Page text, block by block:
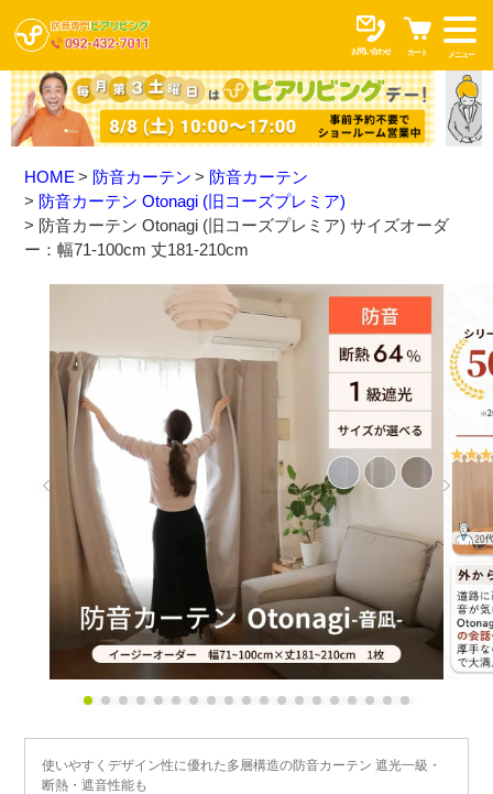
お問い合わせ カート メニュー
HOME 防音カーテン
防音カーテン
防音カーテン Otonagi (旧コーズプレミア)
防音カーテン Otonagi (旧コーズプレミア) サイズオーダ
ー：幅71-100cm 丈181-210cm
使いやすくデザイン性に優れた多層構造の防音カーテン 遮光一級・
断熱・遮音性能も